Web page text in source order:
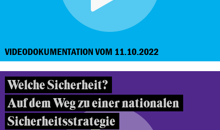
VIDEODOKUMENTATION VOM 11.10.2022
Welche Sicherheit?
Auf dem Weg zu einer nationalen
Sicherheitsstrategie